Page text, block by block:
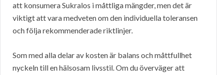
att konsumera Sukralos i måttliga mängder, men det är
viktigt att vara medveten om den individuella toleransen
och följa rekommenderade riktlinjer.
Som med alla delar av kosten är balans och måttfullhet
nyckeln till en hälsosam livsstil. Om du överväger att